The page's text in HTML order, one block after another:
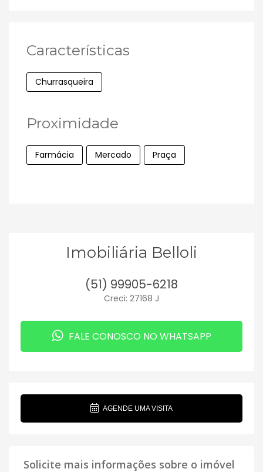
Características
Churrasqueira
Proximidade
Farmácia Mercado Praça
Imobiliária Belloli
(51) 99905-6218
Creci: 27168 J
FALE CONOSCO NO WHATSAPP
AGENDE UMA VISITA
Solicite mais informações sobre o imóvel